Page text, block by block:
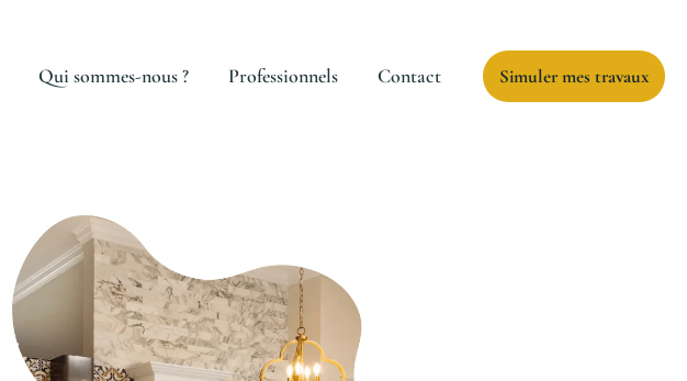
Qui sommes-nous ? Professionnels Contact Simuler mes travaux